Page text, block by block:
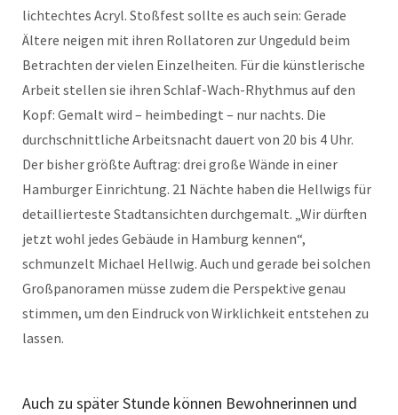
lichtechtes Acryl. Stoßfest sollte es auch sein: Gerade
Ältere neigen mit ihren Rollatoren zur Ungeduld beim
Betrachten der vielen Einzelheiten. Für die künstlerische
Arbeit stellen sie ihren Schlaf-Wach-Rhythmus auf den
Kopf: Gemalt wird – heimbedingt – nur nachts. Die
durchschnittliche Arbeitsnacht dauert von 20 bis 4 Uhr.
Der bisher größte Auftrag: drei große Wände in einer
Hamburger Einrichtung. 21 Nächte haben die Hellwigs für
detaillierteste Stadtansichten durchgemalt. „Wir dürften
jetzt wohl jedes Gebäude in Hamburg kennen“,
schmunzelt Michael Hellwig. Auch und gerade bei solchen
Großpanoramen müsse zudem die Perspektive genau
stimmen, um den Eindruck von Wirklichkeit entstehen zu
lassen.
Auch zu später Stunde können Bewohnerinnen und